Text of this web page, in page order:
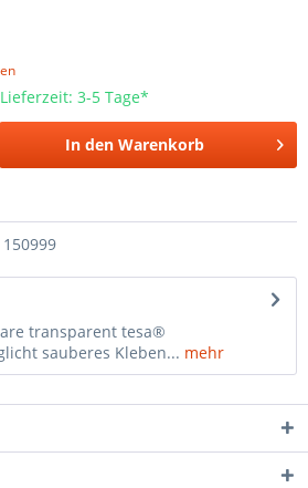
3-5 Tage*
In den Warenkorb
150999
transparent tesa®
sauberes Kleben... mehr